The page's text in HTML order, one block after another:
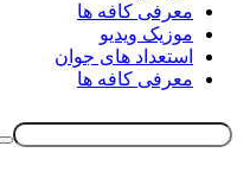
معرفی کافه ها
موزیک ویدیو
استعداد های جوان
معرفی کافه ها